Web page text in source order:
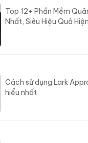
Top 12+ Phần Mềm
Nhất, Siêu Hiệu Quả
Cách sử dụng Lark
hiểu nhất